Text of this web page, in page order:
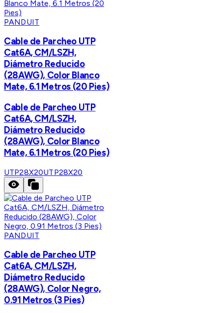
PANDUIT
Cable de Parcheo UTP
Cat6A, CM/LSZH,
Diámetro Reducido
(28AWG), Color Blanco
Mate, 6.1 Metros (20 Pies)
Cable de Parcheo UTP
Cat6A, CM/LSZH,
Diámetro Reducido
(28AWG), Color Blanco
Mate, 6.1 Metros (20 Pies)
UTP28X20UTP28X20
PANDUIT
Cable de Parcheo UTP
Cat6A, CM/LSZH,
Diámetro Reducido
(28AWG), Color Negro,
0.91 Metros (3 Pies)